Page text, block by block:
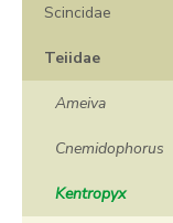
Scincidae
Teiidae
Ameiva
Cnemidophorus
Kentropyx